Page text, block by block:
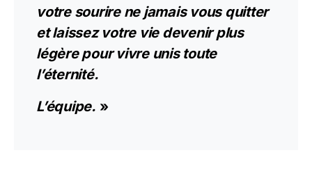
votre sourire ne jamais vous quitter
et laissez votre vie devenir plus
légère pour vivre unis toute
l’éternité.
L’équipe. »